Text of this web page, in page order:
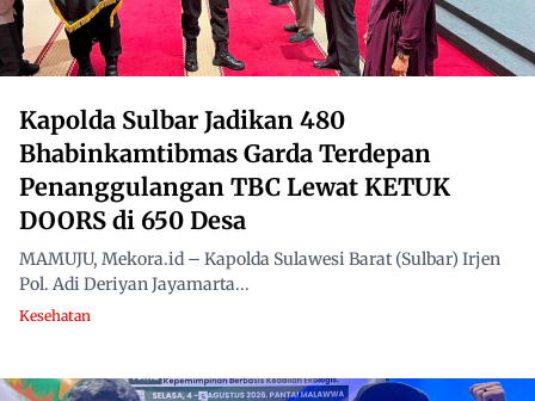
Kapolda Sulbar Jadikan 480
Bhabinkamtibmas Garda Terdepan
Penanggulangan TBC Lewat KETUK
DOORS di 650 Desa
MAMUJU, Mekora.id – Kapolda Sulawesi Barat (Sulbar) Irjen
Pol. Adi Deriyan Jayamarta...
Kesehatan